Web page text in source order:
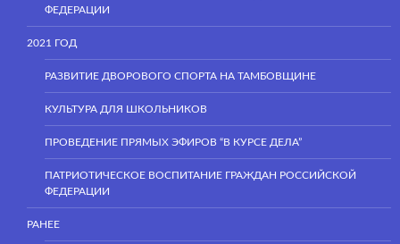
ФЕДЕРАЦИИ
2021 ГОД
РАЗВИТИЕ ДВОРОВОГО СПОРТА НА ТАМБОВЩИНЕ
КУЛЬТУРА ДЛЯ ШКОЛЬНИКОВ
ПРОВЕДЕНИЕ ПРЯМЫХ ЭФИРОВ “В КУРСЕ ДЕЛА”
ПАТРИОТИЧЕСКОЕ ВОСПИТАНИЕ ГРАЖДАН РОССИЙСКОЙ
ФЕДЕРАЦИИ
РАНЕЕ